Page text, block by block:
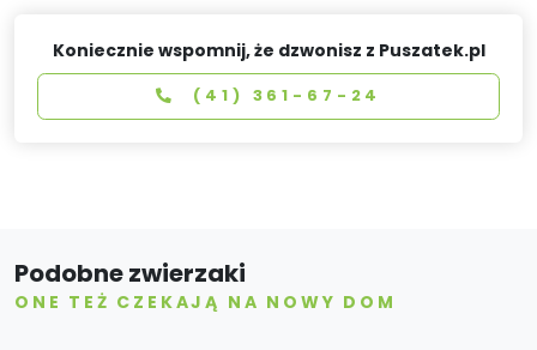
Koniecznie wspomnij, że dzwonisz z Puszatek.pl
(41) 361-67-24
Podobne zwierzaki
ONE TEŻ CZEKAJĄ NA NOWY DOM